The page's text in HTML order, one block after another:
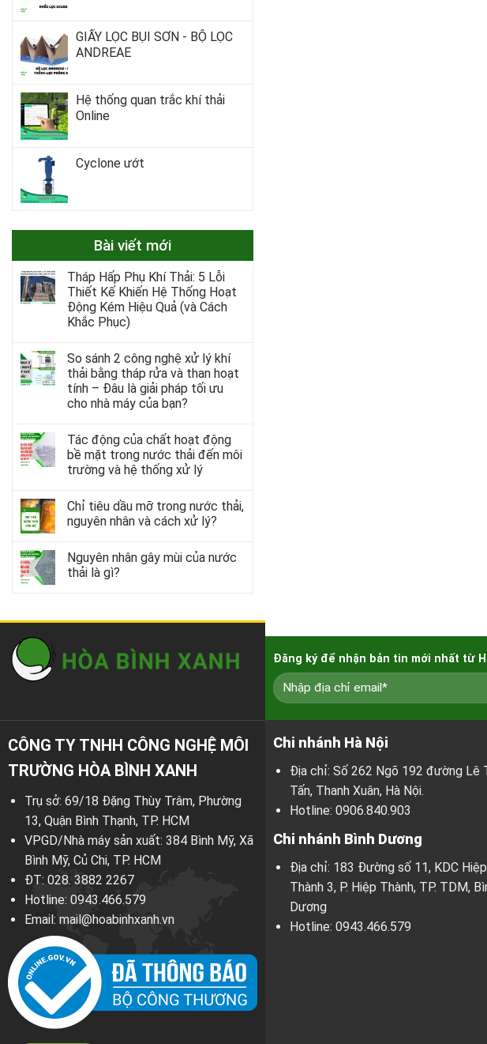
GIẤY LỌC BỤI SƠN - BỘ LỌC
ANDREAE
Hệ thống quan trắc khí thải
Online
Cyclone ướt
Bài viết mới
Tháp Hấp Phụ Khí Thải: 5 Lỗi
Thiết Kế Khiến Hệ Thống Hoạt
Động Kém Hiệu Quả (và Cách
Khắc Phục)
So sánh 2 công nghệ xử lý khí
thải bằng tháp rửa và than hoạt
tính – Đâu là giải pháp tối ưu
cho nhà máy của bạn?
Tác động của chất hoạt động
bề mặt trong nước thải đến môi
trường và hệ thống xử lý
Chỉ tiêu dầu mỡ trong nước thải,
nguyên nhân và cách xử lý?
Nguyên nhân gây mùi của nước
thải là gì?
Đăng ký để nhận bản tin mới nhất từ
CÔNG TY TNHH CÔNG NGHỆ MÔI
TRƯỜNG HÒA BÌNH XANH
Trụ sở: 69/18 Đặng Thùy Trâm, Phường
13, Quận Bình Thạnh, TP. HCM
VPGD/Nhà máy sản xuất: 384 Bình Mỹ, Xã
Bình Mỹ, Củ Chi, TP. HCM
ĐT: 028. 3882 2267
Hotline: 0943.466.579
Email: mail@hoabinhxanh.vn
Chi nhánh Hà Nội
Địa chỉ: Số 262 Ngõ 192 đường Lê
Tấn, Thanh Xuân, Hà Nội.
Hotline: 0906.840.903
Chi nhánh Bình Dương
Địa chỉ: 183 Đường số 11, KDC Hiệp
Thành 3, P. Hiệp Thành, TP. TDM,
Dương
Hotline: 0943.466.579